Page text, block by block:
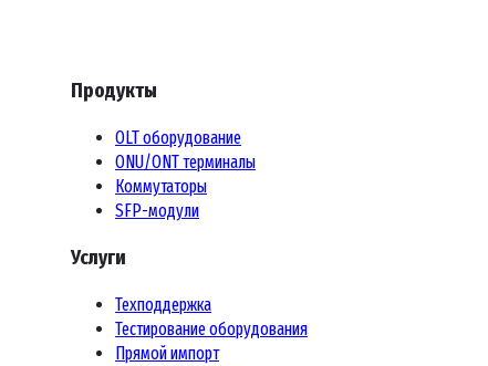
Продукты
OLT оборудование
ONU/ONT терминалы
Коммутаторы
SFP-модули
Услуги
Техподдержка
Тестирование оборудования
Прямой импорт